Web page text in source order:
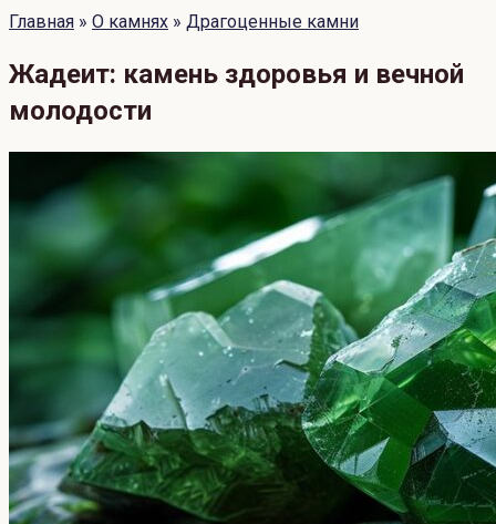
Главная » О камнях » Драгоценные камни
Жадеит: камень здоровья и вечной
молодости